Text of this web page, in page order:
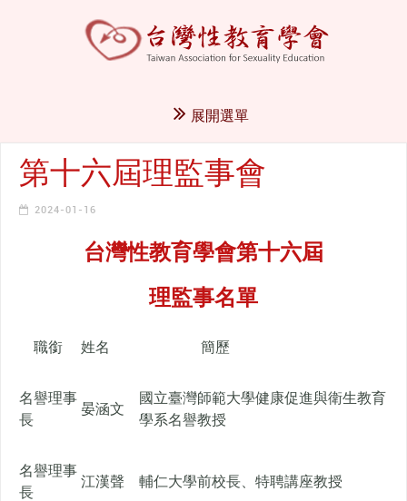
展開選單
第十六屆理監事會
2024-01-16
台灣性教育學會第十六屆
理監事名單
職銜 姓名 簡歷
名譽理事
長
晏涵文
國立臺灣師範大學健康促進與衛生教育
學系名譽教授
名譽理事
長
江漢聲 輔仁大學前校長、特聘講座教授